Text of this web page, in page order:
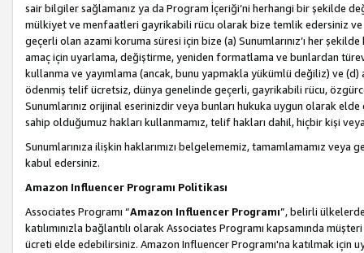
sair bilgiler sağlamanız ya da Program İçeriği’ni herhangi bir şekilde
mülkiyet ve menfaatleri gayrikabili rücu olarak bize temlik edersiniz ve
geçerli olan azami koruma süresi için bize (a) Sunumlarınız’ı her
amaç için uyarlama, değiştirme, yeniden formatlama ve bunlardan türev
kullanma ve yayımlama (ancak, bunu yapmakla yükümlü değiliz) ve
ödenmiş telif ücretsiz, dünya genelinde geçerli, gayrikabili rücu,
Sunumlarınız orijinal eserinizdir veya bunları hukuka uygun olarak
sahip olduğumuz hakları kullanmamız, telif hakları dahil, hiçbir kişi
Sunumlarınıza ilişkin haklarımızı belgelememiz, tamamlamamız
kabul edersiniz.
Amazon Influencer Programı Politikası
Associates Programı “Amazon Influencer Programı”, belirli
katılımınızla bağlantılı olarak Associates Programı kapsamında
ücreti elde edebilirsiniz. Amazon Influencer Programı'na katılmak için